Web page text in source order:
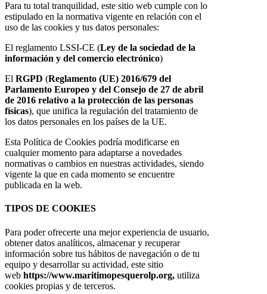
Para tu total tranquilidad, este sitio web cumple con lo
estipulado en la normativa vigente en relación con el
uso de las cookies y tus datos personales:
El reglamento LSSI-CE (Ley de la sociedad de la
información y del comercio electrónico)
El RGPD (Reglamento (UE) 2016/679 del
Parlamento Europeo y del Consejo de 27 de abril
de 2016 relativo a la protección de las personas
físicas), que unifica la regulación del tratamiento de
los datos personales en los países de la UE.
Esta Política de Cookies podría modificarse en
cualquier momento para adaptarse a novedades
normativas o cambios en nuestras actividades, siendo
vigente la que en cada momento se encuentre
publicada en la web.
TIPOS DE COOKIES
Para poder ofrecerte una mejor experiencia de usuario,
obtener datos analíticos, almacenar y recuperar
información sobre tus hábitos de navegación o de tu
equipo y desarrollar su actividad, este sitio
web https://www.maritimopesquerolp.org, utiliza
cookies propias y de terceros.